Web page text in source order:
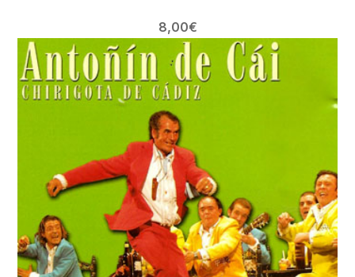
8,00€